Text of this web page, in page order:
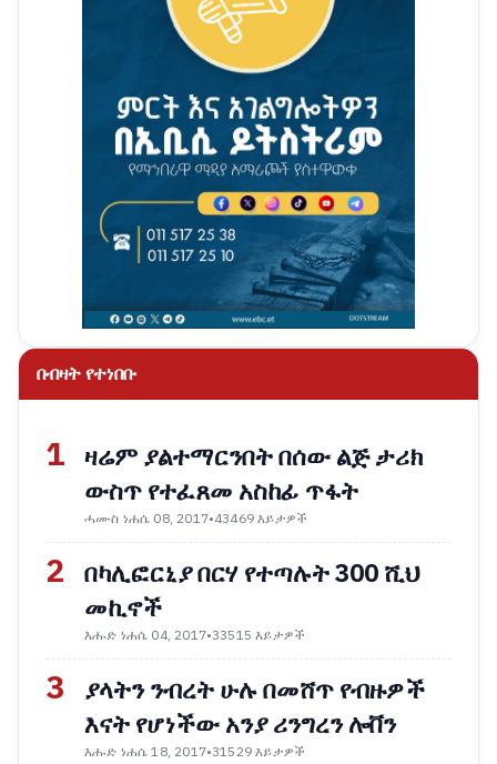
በብዛት የተነበቡ
1 ዛሬም ያልተማርንበት በሰው ልጅ ታሪክ
ውስጥ የተፈጸመ አስከፊ ጥፋት
ሓሙስ ነሐሴ 08, 2017•43469 እይታዎች
2 በካሊፎርኒያ በርሃ የተጣሉት 300 ሺህ
መኪኖች
እሑድ ነሐሴ 04, 2017•33515 እይታዎች
3
ያላትን ንብረት ሁሉ በመሸጥ የብዙዎች
እናት የሆነችው አንያ ሪንግረን ሎቨን
እሑድ ነሐሴ 18, 2017•31529 እይታዎች